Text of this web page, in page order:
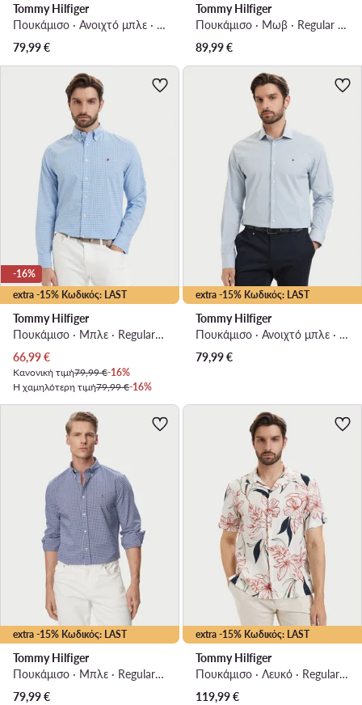
Tommy Hilfiger
Πουκάμισο · Ανοιχτό μπλε · Regular Fit
79,99€
Tommy Hilfiger
Πουκάμισο · Μωβ · Regular Fit
89,99€
extra -15% Κωδικός: LAST
-16%
Tommy Hilfiger
Πουκάμισο · Μπλε · Regular Fit
Τρέχουσα τιμή
66,99€
Κανονική τιμή79,99 €-16%
Η χαμηλότερη τιμή79,99 €-16%
extra -15% Κωδικός: LAST
Tommy Hilfiger
Πουκάμισο · Ανοιχτό μπλε · Regular Fit
79,99€
extra -15% Κωδικός: LAST
Tommy Hilfiger
Πουκάμισο · Μπλε · Regular Fit
79,99€
extra -15% Κωδικός: LAST
Tommy Hilfiger
Πουκάμισο · Λευκό · Regular Fit
119,99€